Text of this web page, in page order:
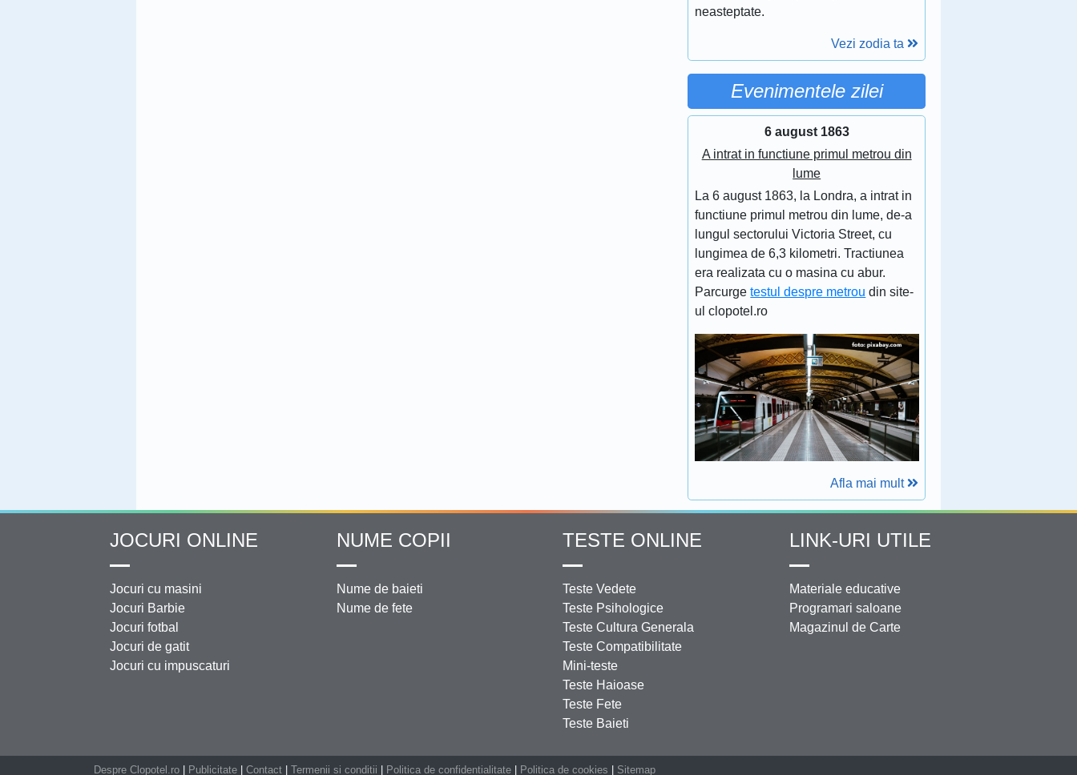
neasteptate.
Vezi zodia ta
Evenimentele zilei
6 august 1863
A intrat in functiune primul metrou din
lume
La 6 august 1863, la Londra, a intrat in
functiune primul metrou din lume, de-a
lungul sectorului Victoria Street, cu
lungimea de 6,3 kilometri. Tractiunea
era realizata cu o masina cu abur.
Parcurgetestul despre metrou din site-
ul clopotel.ro
Afla mai mult
JOCURI ONLINE
Jocuri cu masini
Jocuri Barbie
Jocuri fotbal
Jocuri de gatit
Jocuri cu impuscaturi
NUME COPII
Nume de baieti
Nume de fete
TESTE ONLINE
Teste Vedete
Teste Psihologice
Teste Cultura Generala
Teste Compatibilitate
Mini-teste
Teste Haioase
Teste Fete
Teste Baieti
LINK-URI UTILE
Materiale educative
Programari saloane
Magazinul de Carte
Despre Clopotel.ro Publicitate Contact Termenii si conditii Politica de confidentialitate Politica de cookies Sitemap